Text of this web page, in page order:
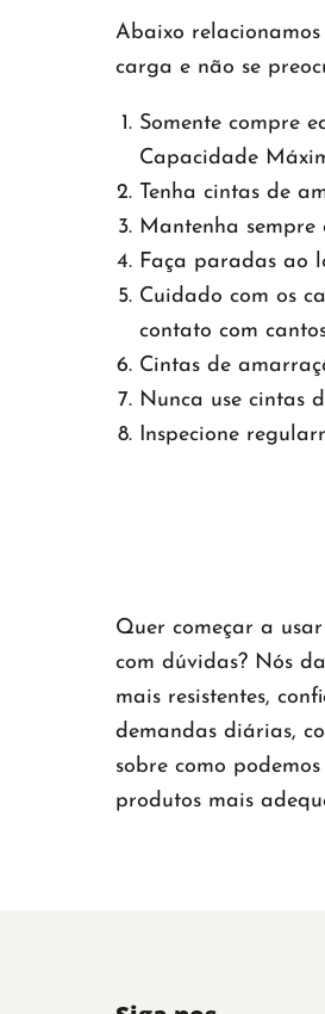
Abaixo
carga e não se
Somente compre
Capacidade
Tenha cintas de
Mantenha sempre
Faça paradas ao
Cuidado com os
contato com
Cintas de
Nunca use cintas
Inspecione
Quer começar a
com dúvidas? Nós
mais resistentes,
demandas diárias,
sobre como
produtos mais